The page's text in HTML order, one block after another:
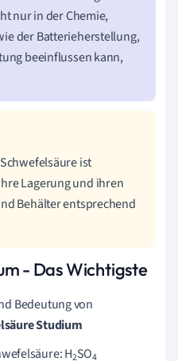
nur in der Chemie,
der Batterieherstellung,
beeinflussen kann,
ist
Lagerung und ihren
Behälter entsprechend
- Das Wichtigste
Bedeutung von
Studium
H2SO4